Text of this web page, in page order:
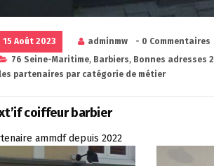
15 Août 2023 adminmw
- 0 Commentaires
76 Seine-Maritime, Barbiers, Bonnes adresses 2
les partenaires par catégorie de métier
coiffeur barbier
ammdf depuis 2022